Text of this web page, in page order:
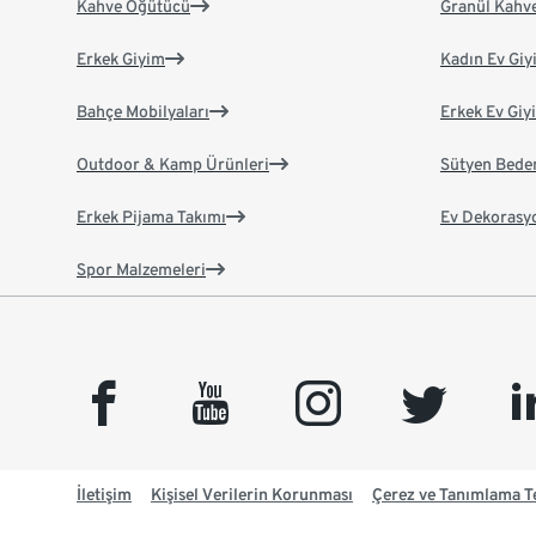
Kahve Öğütücü Granül
Erkek Giyim
Bahçe Mobilyaları
Outdoor & Kamp Ürünleri
Erkek Pijama Takımı
Spor Malzemeleri
Kadın Ev
Erkek Ev
Sütyen
Ev
facebook youtube instagram twitter
İletişim Kişisel Verilerin Korunması Çerez ve Tanımlama